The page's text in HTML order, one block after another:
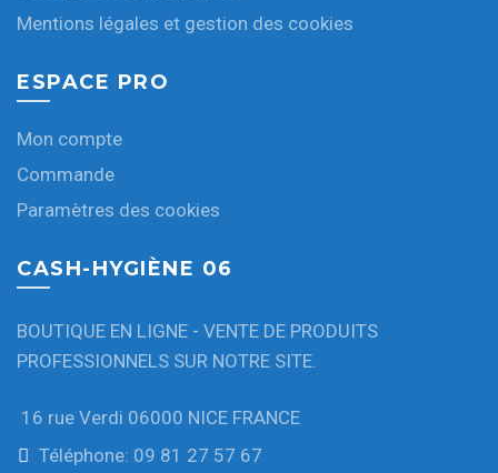
Mentions légales et gestion des cookies
ESPACE PRO
Mon compte
Commande
Paramètres des cookies
CASH-HYGIÈNE 06
BOUTIQUE EN LIGNE - VENTE DE PRODUITS
PROFESSIONNELS SUR NOTRE SITE.
16 rue Verdi 06000 NICE FRANCE
Téléphone: 09 81 27 57 67